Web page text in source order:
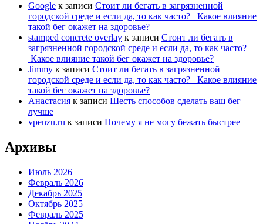
Google к записи Стоит ли бегать в загрязненной
городской среде и если да, то как часто? Какое влияние
такой бег окажет на здоровье?
stamped concrete overlay к записи Стоит ли бегать в
загрязненной городской среде и если да, то как часто?
Какое влияние такой бег окажет на здоровье?
Jimmy к записи Стоит ли бегать в загрязненной
городской среде и если да, то как часто? Какое влияние
такой бег окажет на здоровье?
Анастасия к записи Шесть способов сделать ваш бег
лучше
vpenzu.ru к записи Почему я не могу бежать быстрее
Архивы
Июль 2026
Февраль 2026
Декабрь 2025
Октябрь 2025
Февраль 2025